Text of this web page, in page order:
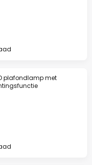
plafondlamp met